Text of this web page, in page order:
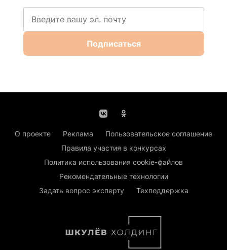
Подписаться
О проекте Реклама
Пользовательское соглашение
Правила участия в конкурсах
Политика использования cookie-файлов
Рекомендательные технологии
Задать вопрос эксперту
Техподдержка